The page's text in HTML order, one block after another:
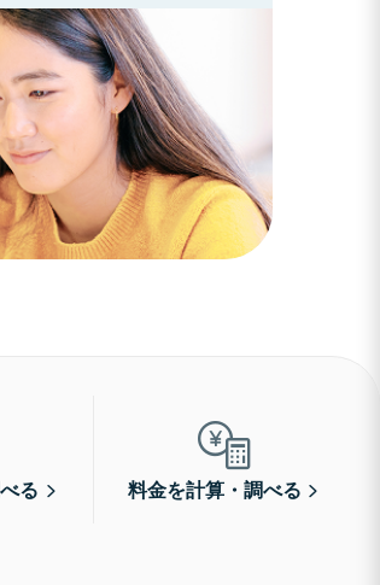
る 料金を計算・調べる